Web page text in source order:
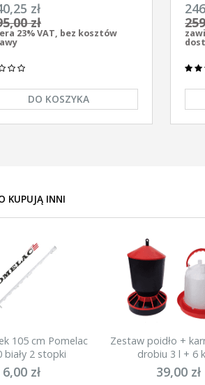
Pomelac AS-7900 7,9
zł
zł
23% VAT, bez kosztów
DO KOSZYKA
9/
KUPUJĄ INNI
105 cm Pomelac
biały 2 stopki
6,00 zł
Zestaw poidło +
drobiu 3 l + 6
39,00 zł